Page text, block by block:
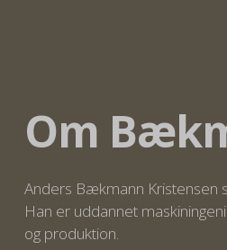
Om
Anders Bækmann Kristensen
Han er uddannet
og produktion.